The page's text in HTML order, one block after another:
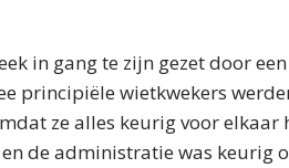
in gang te zijn gezet door
principiële wietkwekers
ze alles keurig voor
de administratie was keurig